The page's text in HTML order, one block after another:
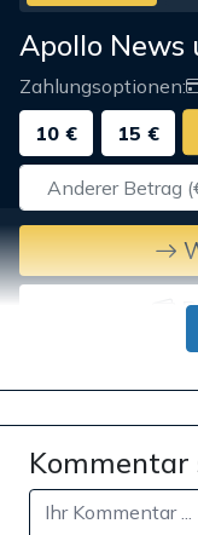
Apollo
Zahlungsoptionen:
10 €
15 €
Kommentar